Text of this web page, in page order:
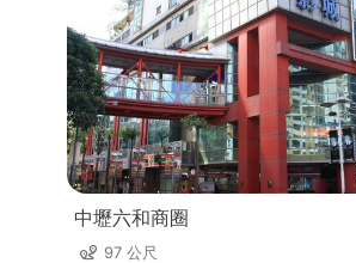
中壢六和商圈
97 公尺